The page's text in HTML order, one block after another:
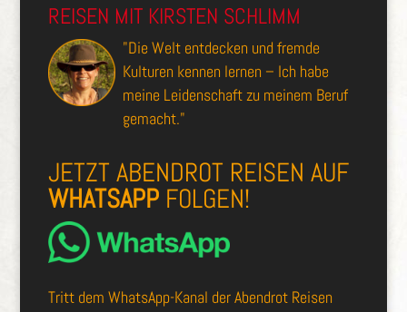
REISEN MIT KIRSTEN SCHLIMM
"Die Welt entdecken und fremde
Kulturen kennen lernen – Ich habe
meine Leidenschaft zu meinem Beruf
gemacht."
JETZT ABENDROT REISEN AUF
WHATSAPPFOLGEN!
Tritt dem WhatsApp-Kanal der Abendrot Reisen